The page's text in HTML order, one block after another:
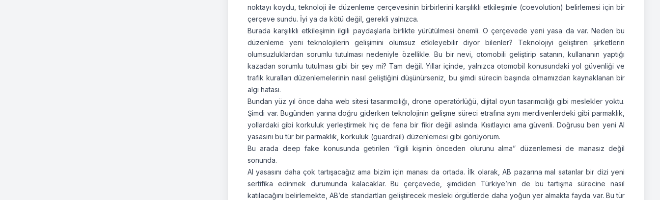
noktayı koydu, teknoloji ile düzenleme çerçevesinin birbirlerini karşılıklı etkileşimle (coevolution) belirlemesi için bir
çerçeve sundu. İyi ya da kötü değil, gerekli yalnızca.
Burada karşılıklı etkileşimin ilgili paydaşlarla birlikte yürütülmesi önemli. O çerçevede yeni yasa da var. Neden bu
düzenleme yeni teknolojilerin gelişimini olumsuz etkileyebilir diyor bilenler? Teknolojiyi geliştiren şirketlerin
olumsuzluklardan sorumlu tutulması nedeniyle özellikle. Bu bir nevi, otomobili geliştirip satanın, kullananın yaptığı
kazadan sorumlu tutulması gibi bir şey mi? Tam değil. Yıllar içinde, yalnızca otomobil konusundaki yol güvenliği ve
trafik kuralları düzenlemelerinin nasıl geliştiğini düşünürseniz, bu şimdi sürecin başında olmamızdan kaynaklanan bir
algı hatası.
Bundan yüz yıl önce daha web sitesi tasarımcılığı, drone operatörlüğü, dijital oyun tasarımcılığı gibi meslekler yoktu.
Şimdi var. Bugünden yarına doğru giderken teknolojinin gelişme süreci etrafına aynı merdivenlerdeki gibi parmaklık,
yollardaki gibi korkuluk yerleştirmek hiç de fena bir fikir değil aslında. Kısıtlayıcı ama güvenli. Doğrusu ben yeni AI
yasasını bu tür bir parmaklık, korkuluk (guardrail) düzenlemesi gibi görüyorum.
Bu arada deep fake konusunda getirilen “ilgili kişinin önceden olurunu alma” düzenlemesi de manasız değil
sonunda.
AI yasasını daha çok tartışacağız ama bizim için manası da ortada. İlk olarak, AB pazarına mal satanlar bir dizi yeni
sertifika edinmek durumunda kalacaklar. Bu çerçevede, şimdiden Türkiye’nin de bu tartışma sürecine nasıl
katılacağını belirlemekte, AB’de standartları geliştirecek mesleki örgütlerde daha yoğun yer almakta fayda var. Bu tür